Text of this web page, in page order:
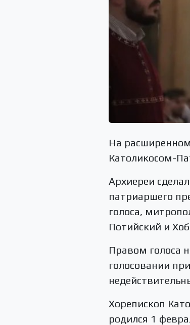
На
Католикосом-
Архиереи
патриаршего
голоса,
Потийский и
Правом голоса
голосовании
Хорепископ
родился 1